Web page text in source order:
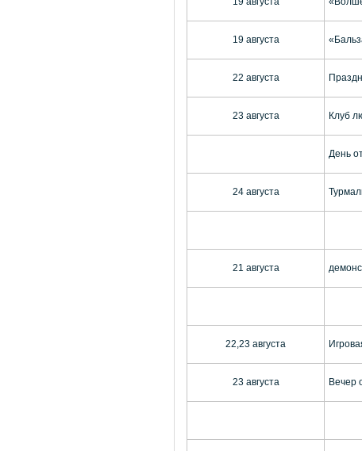
19 августа
22 августа
23 августа Клуб
День
24 августа
21 августа
22,23 августа
23 августа Вечер